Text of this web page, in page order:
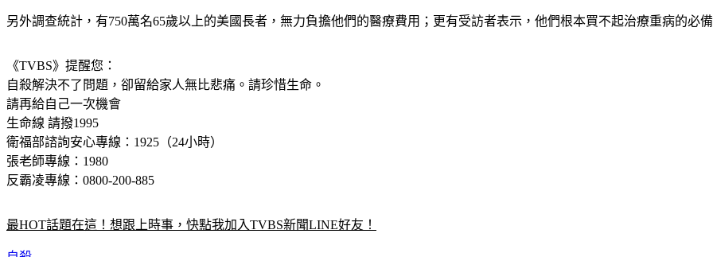
另外調查統計，有750萬名65歲以上的美國長者，無力負擔他們的醫療費用；更有受訪者表示，他們根本買不起治療重病的必
《TVBS》提醒您：
自殺解決不了問題，卻留給家人無比悲痛。請珍惜生命。
請再給自己一次機會
生命線 請撥1995
衛福部諮詢安心專線：1925（24小時）
張老師專線：1980
反霸凌專線：0800-200-885
最HOT話題在這！想跟上時事，快點我加入TVBS新聞LINE好友！